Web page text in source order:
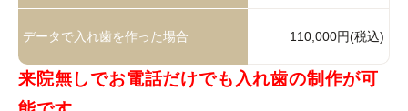
データで入れ歯を作った場合 110,000円(税込)
来院無しでお電話だけでも入れ歯の制作が可